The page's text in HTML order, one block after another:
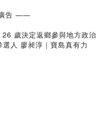
告 ——
歲決定返鄉參與地方政治
人 廖昶淳｜寶島真有力